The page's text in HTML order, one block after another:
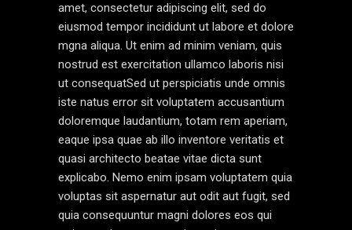
amet, consectetur adipiscing elit, sed do
eiusmod tempor incididunt ut labore et dolore
mgna aliqua. Ut enim ad minim veniam, quis
nostrud est exercitation ullamco laboris nisi
ut consequatSed ut perspiciatis unde omnis
iste natus error sit voluptatem accusantium
doloremque laudantium, totam rem aperiam,
eaque ipsa quae ab illo inventore veritatis et
quasi architecto beatae vitae dicta sunt
explicabo. Nemo enim ipsam voluptatem quia
voluptas sit aspernatur aut odit aut fugit, sed
quia consequuntur magni dolores eos qui